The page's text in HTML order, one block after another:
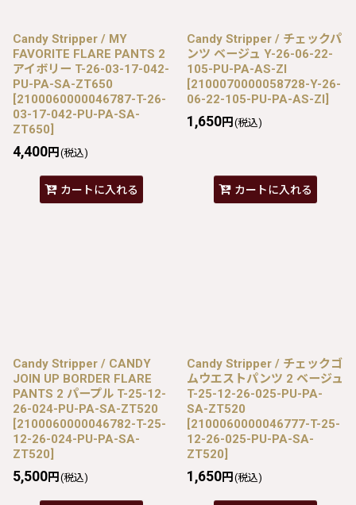
Candy Stripper / MY
FAVORITE FLARE PANTS 2
アイボリー T-26-03-17-042-
PU-PA-SA-ZT650
[2100060000046787-T-26-
03-17-042-PU-PA-SA-
ZT650]
4,400円 (税込)
カートに入れる
Candy Stripper / チェックパ
ンツ ベージュ Y-26-06-22-
105-PU-PA-AS-ZI
[2100070000058728-Y-26-
06-22-105-PU-PA-AS-ZI]
1,650円 (税込)
カートに入れる
Candy Stripper / CANDY
JOIN UP BORDER FLARE
PANTS 2 パープル T-25-12-
26-024-PU-PA-SA-ZT520
[2100060000046782-T-25-
12-26-024-PU-PA-SA-
ZT520]
5,500円 (税込)
Candy Stripper / チェックゴ
ムウエストパンツ 2 ベージュ
T-25-12-26-025-PU-PA-
SA-ZT520
[2100060000046777-T-25-
12-26-025-PU-PA-SA-
ZT520]
1,650円 (税込)